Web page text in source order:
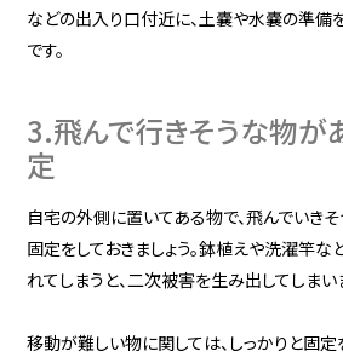
などの出入り口付近に、土嚢や水嚢の準備
です。
3.飛んで行きそうな物が
定
自宅の外側に置いてある物で、飛んでいき
固定をしておきましょう。鉢植えや洗濯竿
れてしまうと、二次被害を生み出してしまい
移動が難しい物に関しては、しっかりと固定